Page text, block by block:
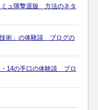
ミュ障撃退版 方法のネタ
術」の体験談 ブログの
・14の手口の体験談 ブロ